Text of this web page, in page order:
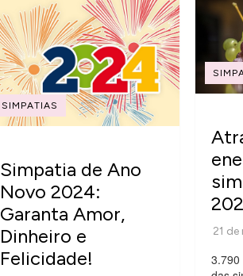
SIMPATIAS
Simpatia de Ano
Novo 2024:
Garanta Amor,
Dinheiro e
Felicidade!
3.790